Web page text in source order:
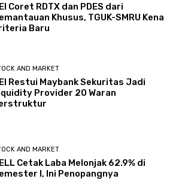
Coret RDTX dan PDES dari
Khusus, TGUK-SMRU Kena
Baru
AND MARKET
Restui Maybank Sekuritas Jadi
Provider 20 Waran
AND MARKET
Cetak Laba Melonjak 62.9% di
I, Ini Penopangnya